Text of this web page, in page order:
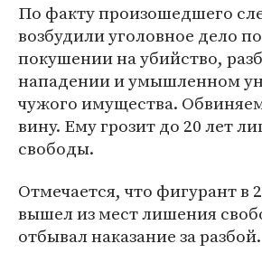
По факту произошедшего
возбудили уголовное дело
покушении на убийство,
нападении и умышленном
чужого имущества.
вину. Ему грозит до 20 лет
свободы.
Отмечается, что фигурант в
вышел из мест лишения
отбывал наказание за разбой.